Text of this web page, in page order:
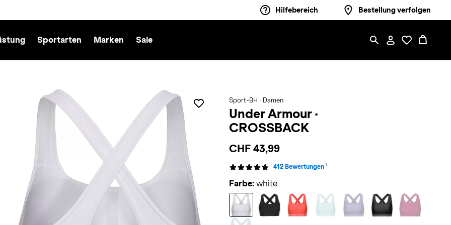
Hilfebereich Bestellung verfolgen
Sportarten Marken Sale
Sport-BH · Damen
Under Armour ·
CROSSBACK
CHF 43,99
412 Bewertungen 1
Farbe: white